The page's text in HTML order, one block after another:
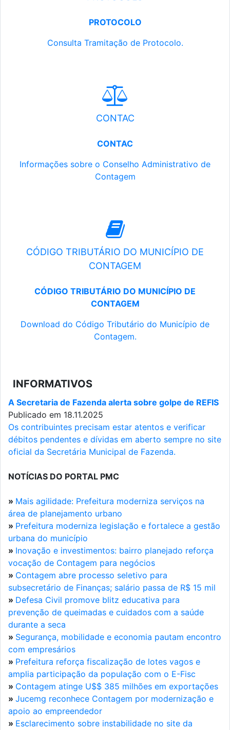
PROTOCOLO
Consulta Tramitação de Protocolo.
CONTAC
CONTAC
Informações sobre o Conselho Administrativo de
Contagem
CÓDIGO TRIBUTÁRIO DO MUNICÍPIO DE
CONTAGEM
CÓDIGO TRIBUTÁRIO DO MUNICÍPIO DE
CONTAGEM
Download do Código Tributário do Município de
Contagem.
INFORMATIVOS
A Secretaria de Fazenda alerta sobre golpe de REFIS
Publicado em 18.11.2025
Os contribuintes precisam estar atentos e verificar
débitos pendentes e dívidas em aberto sempre no site
oficial da Secretária Municipal de Fazenda.
NOTÍCIAS DO PORTAL PMC
» Mais agilidade: Prefeitura moderniza serviços na
área de planejamento urbano
» Prefeitura moderniza legislação e fortalece a gestão
urbana do município
» Inovação e investimentos: bairro planejado reforça
vocação de Contagem para negócios
» Contagem abre processo seletivo para
subsecretário de Finanças; salário passa de R$ 15 mil
» Defesa Civil promove blitz educativa para
prevenção de queimadas e cuidados com a saúde
durante a seca
» Segurança, mobilidade e economia pautam encontro
com empresários
» Prefeitura reforça fiscalização de lotes vagos e
amplia participação da população com o E-Fisc
» Contagem atinge U$$ 385 milhões em exportações
» Jucemg reconhece Contagem por modernização e
apoio ao empreendedor
» Esclarecimento sobre instabilidade no site da